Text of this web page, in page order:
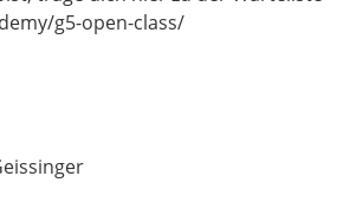
g5-open-class/